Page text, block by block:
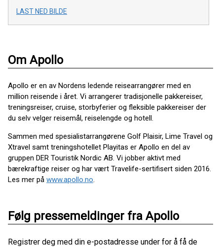
LAST NED BILDE
Om Apollo
Apollo er en av Nordens ledende reisearrangører med en
million reisende i året. Vi arrangerer tradisjonelle pakkereiser,
treningsreiser, cruise, storbyferier og fleksible pakkereiser der
du selv velger reisemål, reiselengde og hotell.
Sammen med spesialistarrangørene Golf Plaisir, Lime Travel og
Xtravel samt treningshotellet Playitas er Apollo en del av
gruppen DER Touristik Nordic AB. Vi jobber aktivt med
bærekraftige reiser og har vært Travelife-sertifisert siden 2016.
Les mer på www.apollo.no.
Følg pressemeldinger fra Apollo
Registrer deg med din e-postadresse under for å få de